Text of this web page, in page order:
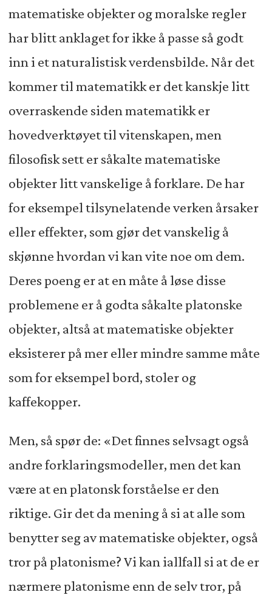
matematiske objekter og moralske regler
har blitt anklaget for ikke å passe så godt
inn i et naturalistisk verdensbilde. Når det
kommer til matematikk er det kanskje litt
overraskende siden matematikk er
hovedverktøyet til vitenskapen, men
filosofisk sett er såkalte matematiske
objekter litt vanskelige å forklare. De har
for eksempel tilsynelatende verken årsaker
eller effekter, som gjør det vanskelig å
skjønne hvordan vi kan vite noe om dem.
Deres poeng er at en måte å løse disse
problemene er å godta såkalte platonske
objekter, altså at matematiske objekter
eksisterer på mer eller mindre samme måte
som for eksempel bord, stoler og
kaffekopper.
Men, så spør de: «Det finnes selvsagt også
andre forklaringsmodeller, men det kan
være at en platonsk forståelse er den
riktige. Gir det da mening å si at alle som
benytter seg av matematiske objekter, også
tror på platonisme? Vi kan iallfall si at de er
nærmere platonisme enn de selv tror, på